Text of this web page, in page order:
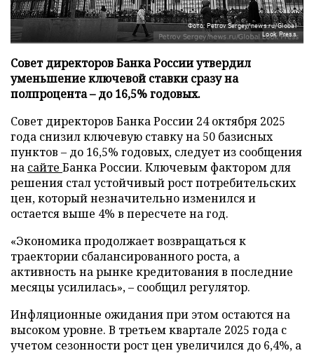
Фото: Petrov Sergey/news.ru/Global
Look Press
Совет директоров Банка России утвердил
уменьшение ключевой ставки сразу на
полпроцента – до 16,5% годовых.
Совет директоров Банка России 24 октября 2025
года снизил ключевую ставку на 50 базисных
пунктов – до 16,5% годовых, следует из сообщения
на сайте Банка России. Ключевым фактором для
решения стал устойчивый рост потребительских
цен, который незначительно изменился и
остается выше 4% в пересчете на год.
«Экономика продолжает возвращаться к
траектории сбалансированного роста, а
активность на рынке кредитования в последние
месяцы усилилась», – сообщил регулятор.
Инфляционные ожидания при этом остаются на
высоком уровне. В третьем квартале 2025 года с
учетом сезонности рост цен увеличился до 6,4%, а